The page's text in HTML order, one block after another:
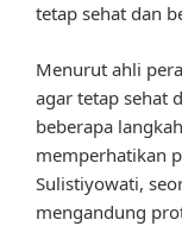
tetap sehat dan
Menurut ahli
agar tetap sehat
beberapa
memperhatikan
Sulistiyowati,
mengandung